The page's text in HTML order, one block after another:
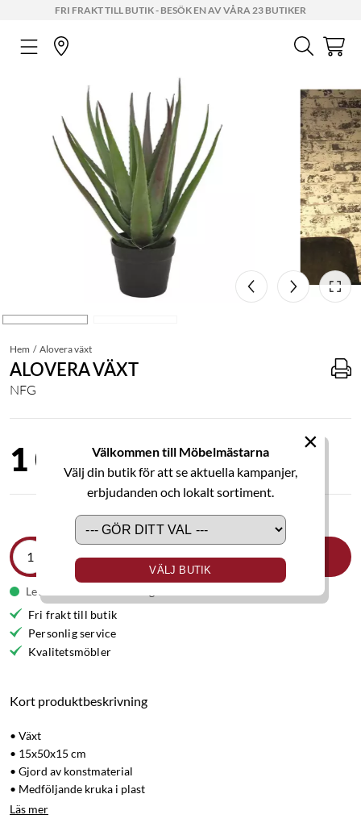
FRI FRAKT TILL BUTIK - BESÖK EN AV VÅRA 23 BUTIKER
Välkommen till Möbelmästarna
Välj din butik för att se aktuella kampanjer,
erbjudanden och lokalt sortiment.
VÄLJ BUTIK
×
Hem Alovera växt
ALOVERA VÄXT
NFG
1 060,00 kr
LÄGG I VARUKORGEN
Leveranstid 5-9 arbetsdagar
Fri frakt till butik
Personlig service
Kvalitetsmöbler
Kort produktbeskrivning
• Växt
• 15x50x15 cm
• Gjord av konstmaterial
• Medföljande kruka i plast
Läs mer